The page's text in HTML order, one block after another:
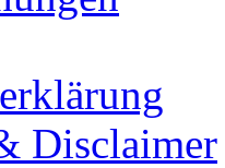
Disclaimer